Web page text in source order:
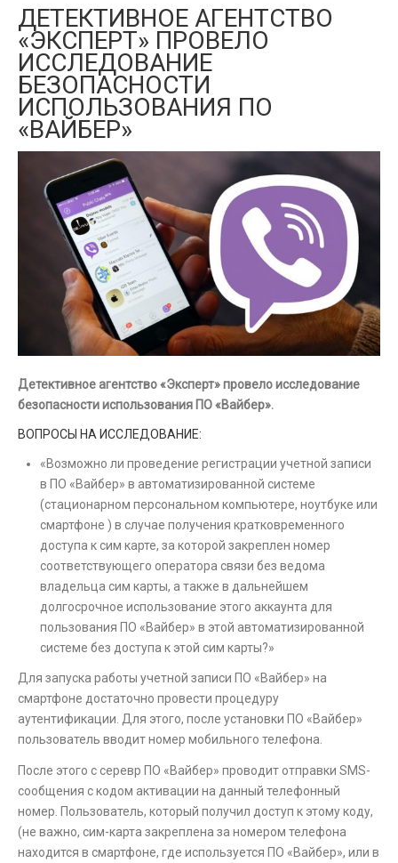
ДЕТЕКТИВНОЕ АГЕНТСТВО
«ЭКСПЕРТ» ПРОВЕЛО
ИССЛЕДОВАНИЕ
БЕЗОПАСНОСТИ
ИСПОЛЬЗОВАНИЯ ПО
«ВАЙБЕР»
Детективное агентство «Эксперт» провело исследование
безопасности использования ПО «Вайбер».
ВОПРОСЫ НА ИССЛЕДОВАНИЕ:
«Возможно ли проведение регистрации учетной записи
в ПО «Вайбер» в автоматизированной системе
(стационарном персональном компьютере, ноутбуке или
смартфоне ) в случае получения кратковременного
доступа к сим карте, за которой закреплен номер
соответствующего оператора связи без ведома
владельца сим карты, а также в дальнейшем
долгосрочное использование этого аккаунта для
пользования ПО «Вайбер» в этой автоматизированной
системе без доступа к этой сим карты?»
Для запуска работы учетной записи ПО «Вайбер» на
смартфоне достаточно провести процедуру
аутентификации. Для этого, после установки ПО «Вайбер»
пользователь вводит номер мобильного телефона.
После этого с серевр ПО «Вайбер» проводит отправки SMS-
сообщения с кодом активации на данный телефонный
номер. Пользователь, который получил доступ к этому коду,
(не важно, сим-карта закреплена за номером телефона
находится в смартфоне, где используется ПО «Вайбер», или в